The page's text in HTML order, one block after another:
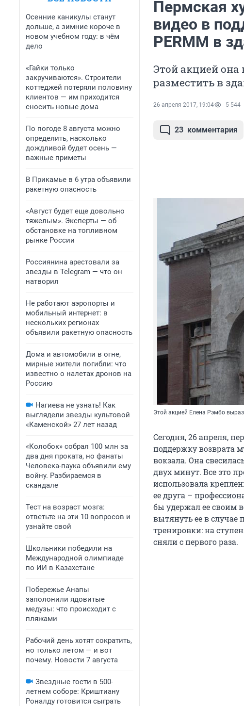
Осенние каникулы станут
дольше, а зимние короче в
новом учебном году: в чём
дело
«Гайки только
закручиваются». Строители
коттеджей потеряли половину
клиентов — им приходится
сносить новые дома
По погоде 8 августа можно
определить, насколько
дождливой будет осень —
важные приметы
В Прикамье в 6 утра объявили
ракетную опасность
«Август будет еще довольно
тяжелым». Эксперты — об
обстановке на топливном
рынке России
Россиянина арестовали за
звезды в Telegram — что он
натворил
Не работают аэропорты и
мобильный интернет: в
нескольких регионах
объявили ракетную опасность
Дома и автомобили в огне,
мирные жители погибли: что
известно о налетах дронов на
Россию
Нагиева не узнать! Как
выглядели звезды культовой
«Каменской» 27 лет назад
«Колобок» собрал 100 млн за
два дня проката, но фанаты
Человека-паука объявили ему
войну. Разбираемся в
скандале
Тест на возраст мозга:
ответьте на эти 10 вопросов и
узнайте свой
Школьники победили на
Международной олимпиаде
по ИИ в Казахстане
Побережье Анапы
заполонили ядовитые
медузы: что происходит с
пляжами
Рабочий день хотят сократить,
но только летом — и вот
почему. Новости 7 августа
Звездные гости в 500-
летнем соборе: Криштиану
Роналду готовится сыграть
Пермская
видео в
PERMM в
Этой акцией она
разместить в
26 апреля 2017, 19:04 5 544
23 комментария
Этой акцией Елена Рэмбо
Сегодня, 26 апреля,
поддержку возврата
вокзала. Она
двух минут. Все это
использовала
ее друга –
бы удержал ее своим
вытянуть ее в случае
тренировки: на
сняли с первого раза.